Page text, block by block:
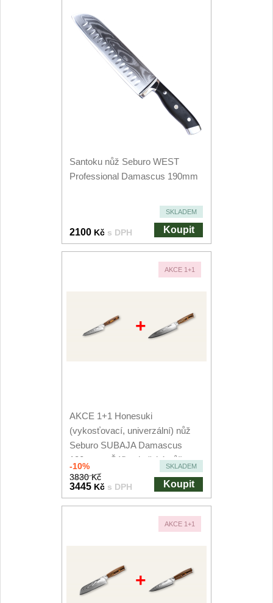
Santoku nůž Seburo WEST
Professional Damascus 190mm
SKLADEM
2100 Kč s DPH Koupit
AKCE 1+1
+
AKCE 1+1 Honesuki
(vykosťovací, univerzální) nůž
Seburo SUBAJA Damascus
130mm + Šéfkuchařský nůž...
-10% SKLADEM
3830 Kč
3445 Kč s DPH Koupit
AKCE 1+1
+